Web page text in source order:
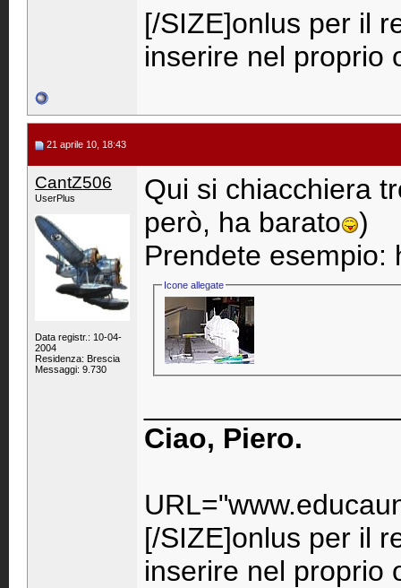
[/SIZE]onlus per il
inserire nel proprio
21 aprile 10, 18:43
CantZ506
UserPlus
Data registr.: 10-04-
2004
Residenza: Brescia
Messaggi: 9.730
Qui si chiacchiera
però, ha barato )
Prendete esempio:
Icone allegate
Ciao, Piero.
[/SIZE]onlus per il
inserire nel proprio